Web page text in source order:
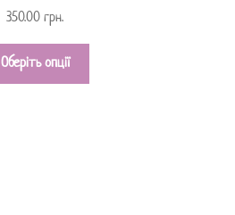
350.00 грн.
Оберіть опції